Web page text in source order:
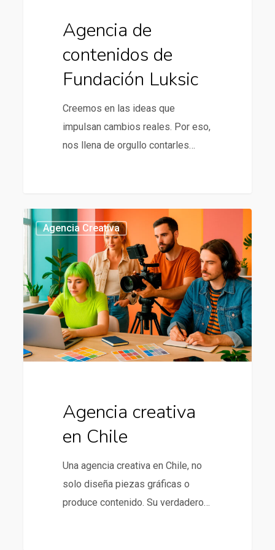
Agencia de
contenidos de
Fundación Luksic
Creemos en las ideas que
impulsan cambios reales. Por eso,
nos llena de orgullo contarles…
Agencia
creativa
Chile
Agencia Creativa
Agencia creativa
en Chile
Una agencia creativa en Chile, no
solo diseña piezas gráficas o
produce contenido. Su verdadero…
437